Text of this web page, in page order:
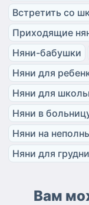
Встретить со
Приходящие
Няни-бабушки
Няни для
Няни для
Няни в
Няни на
Няни для
Вам